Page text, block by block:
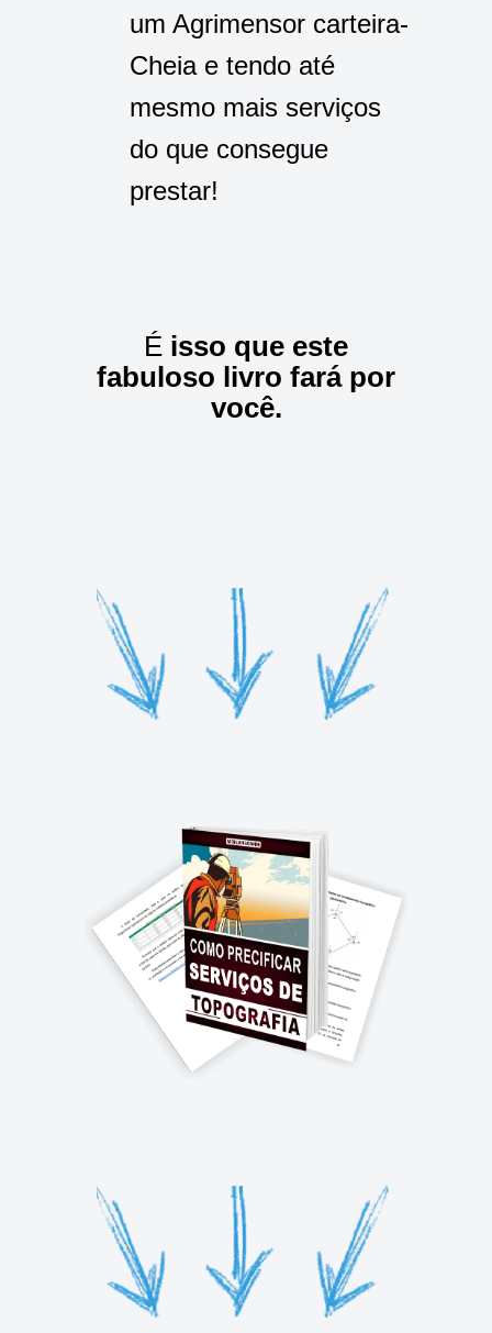
um Agrimensor carteira-
Cheia e tendo até
mesmo mais serviços
do que consegue
prestar!
É isso que este
fabuloso livro fará por
você.